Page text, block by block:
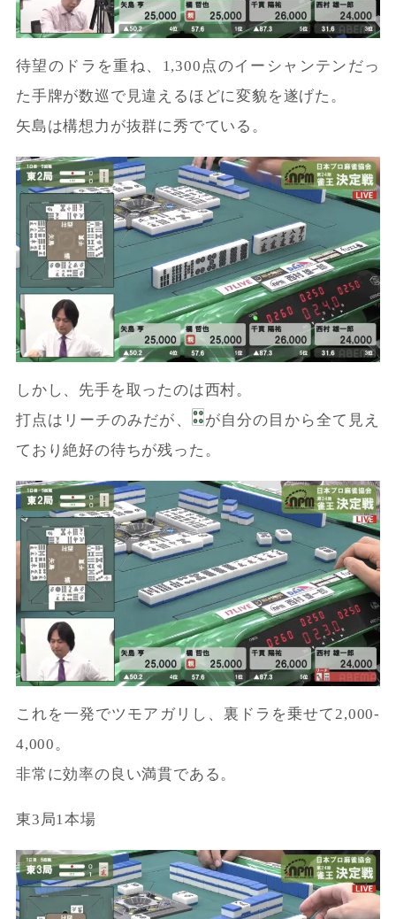
待望のドラを重ね、1,300点のイーシャンテンだっ
た手牌が数巡で見違えるほどに変貌を遂げた。
矢島は構想力が抜群に秀でている。
しかし、先手を取ったのは西村。
打点はリーチのみだが、
が自分の目から全て見え
ており絶好の待ちが残った。
これを一発でツモアガリし、裏ドラを乗せて2,000-
4,000。
非常に効率の良い満貫である。
東3局1本場